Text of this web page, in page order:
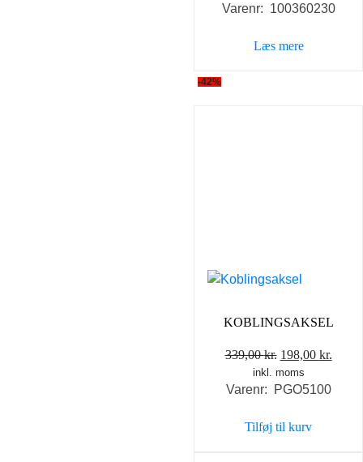
pris
249,00 kr..
pris
Varenr: 100360230
Læs mere
-42%
KOBLINGSAKSEL
339,00kr. Den
oprindelige
pris
339,00 kr..
198,00 kr.
pris
inkl. moms
Varenr: PGO5100
Tilføj til kurv